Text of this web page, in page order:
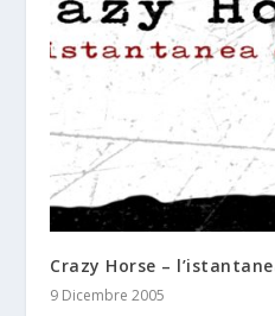
Crazy Horse –
9 Dicembre 2005